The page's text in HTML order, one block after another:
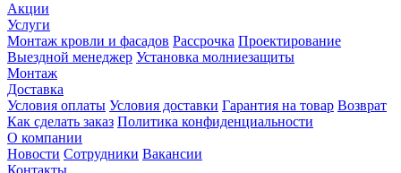
Акции
Услуги
Монтаж кровли и фасадов Рассрочка Проектирование
Выездной менеджер Установка молниезащиты
Монтаж
Доставка
Условия оплаты Условия доставки Гарантия на товар Возврат
Как сделать заказ Политика конфиденциальности
О компании
Новости Сотрудники Вакансии
Контакты